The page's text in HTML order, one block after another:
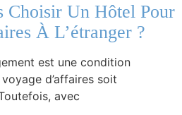
Choisir Un Hôtel Pour
À L’étranger ?
est une condition
d’affaires soit
avec